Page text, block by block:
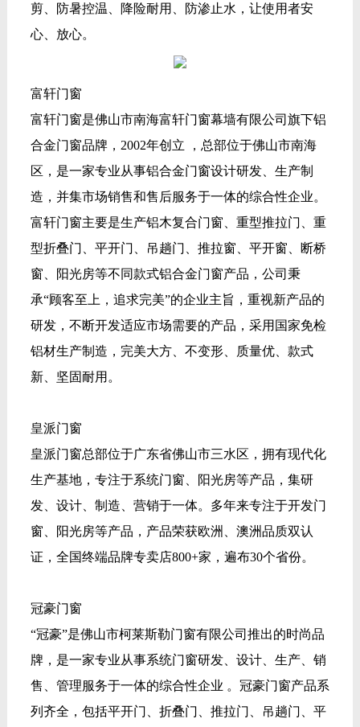
剪、防暑控温、降险耐用、防渗止水，让使用者安
心、放心。
富轩门窗
富轩门窗是佛山市南海富轩门窗幕墙有限公司旗下铝
合金门窗品牌，2002年创立 ，总部位于佛山市南海
区，是一家专业从事铝合金门窗设计研发、生产制
造，并集市场销售和售后服务于一体的综合性企业。
富轩门窗主要是生产铝木复合门窗、重型推拉门、重
型折叠门、平开门、吊趟门、推拉窗、平开窗、断桥
窗、阳光房等不同款式铝合金门窗产品，公司秉
承“顾客至上，追求完美”的企业主旨，重视新产品的
研发，不断开发适应市场需要的产品，采用国家免检
铝材生产制造，完美大方、不变形、质量优、款式
新、坚固耐用。
皇派门窗
皇派门窗总部位于广东省佛山市三水区，拥有现代化
生产基地，专注于系统门窗、阳光房等产品，集研
发、设计、制造、营销于一体。多年来专注于开发门
窗、阳光房等产品，产品荣获欧洲、澳洲品质双认
证，全国终端品牌专卖店800+家，遍布30个省份。
冠豪门窗
“冠豪”是佛山市柯莱斯勒门窗有限公司推出的时尚品
牌，是一家专业从事系统门窗研发、设计、生产、销
售、管理服务于一体的综合性企业 。冠豪门窗产品系
列齐全，包括平开门、折叠门、推拉门、吊趟门、平